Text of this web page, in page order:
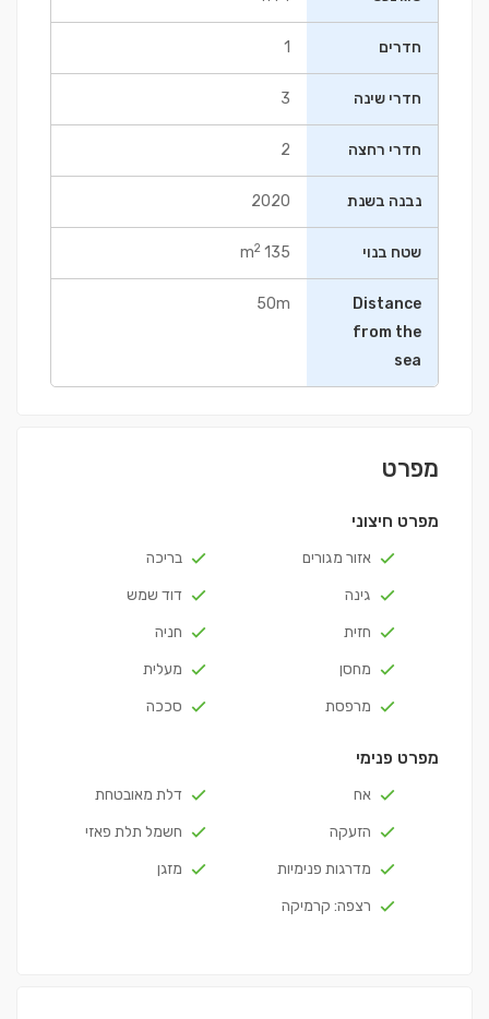
חדרים 1
חדרי שינה 3
חדרי רחצה 2
נבנה בשנת 2020
שטח בנוי 135 m
2
Distance
from the
sea
50m
מפרט
מפרט חיצוני
אזור מגורים
בריכה
גינה
דוד שמש
חזית
חניה
מחסן
מעלית
מרפסת
סככה
מפרט פנימי
אח
דלת מאובטחת
הזעקה
חשמל תלת פאזי
מדרגות פנימיות
מזגן
רצפה: קרמיקה